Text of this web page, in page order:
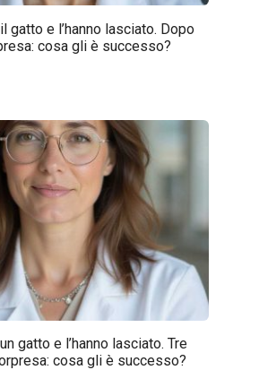
gatto e l’hanno lasciato. Dopo
cosa gli è successo?
gatto e l’hanno lasciato. Tre
cosa gli è successo?